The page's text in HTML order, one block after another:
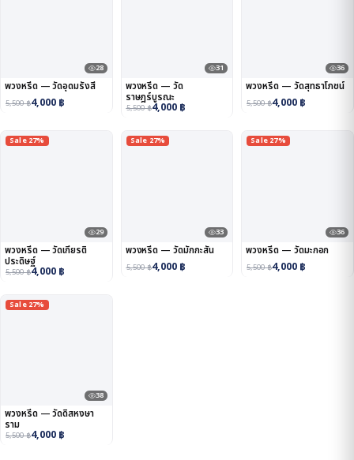
28
พวงหรีด — วัดอุดมรังสี
5,500฿4,000 ฿
31
พวงหรีด — วัด
ราษฎร์บูรณะ
5,500฿4,000 ฿
36
พวงหรีด — วัดสุทธาโภชน์
5,500฿4,000 ฿
Sale 27%
29
พวงหรีด — วัดเกียรติ
ประดิษฐ์
5,500฿4,000 ฿
Sale 27%
33
พวงหรีด — วัดมักกะสัน
5,500฿4,000 ฿
Sale 27%
36
พวงหรีด — วัดมะกอก
5,500฿4,000 ฿
Sale 27%
38
พวงหรีด — วัดดิสหงษา
ราม
5,500฿4,000 ฿